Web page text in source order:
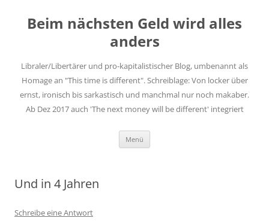
springen
Beim nächsten Geld wird alles
anders
Libraler/Libertärer und pro-kapitalistischer Blog, umbenannt als
Homage an "This time is different". Schreiblage: Von locker über
ernst, ironisch bis sarkastisch und manchmal nur noch makaber.
Ab Dez 2017 auch 'The next money will be different' integriert
Menü
Und in 4 Jahren
Schreibe eine Antwort